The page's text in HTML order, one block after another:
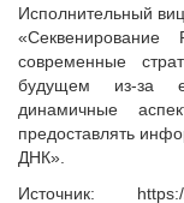
Исполнительный
современные
будущем из-за
динамичные
предоставлять
ДНК».
Источник: https://